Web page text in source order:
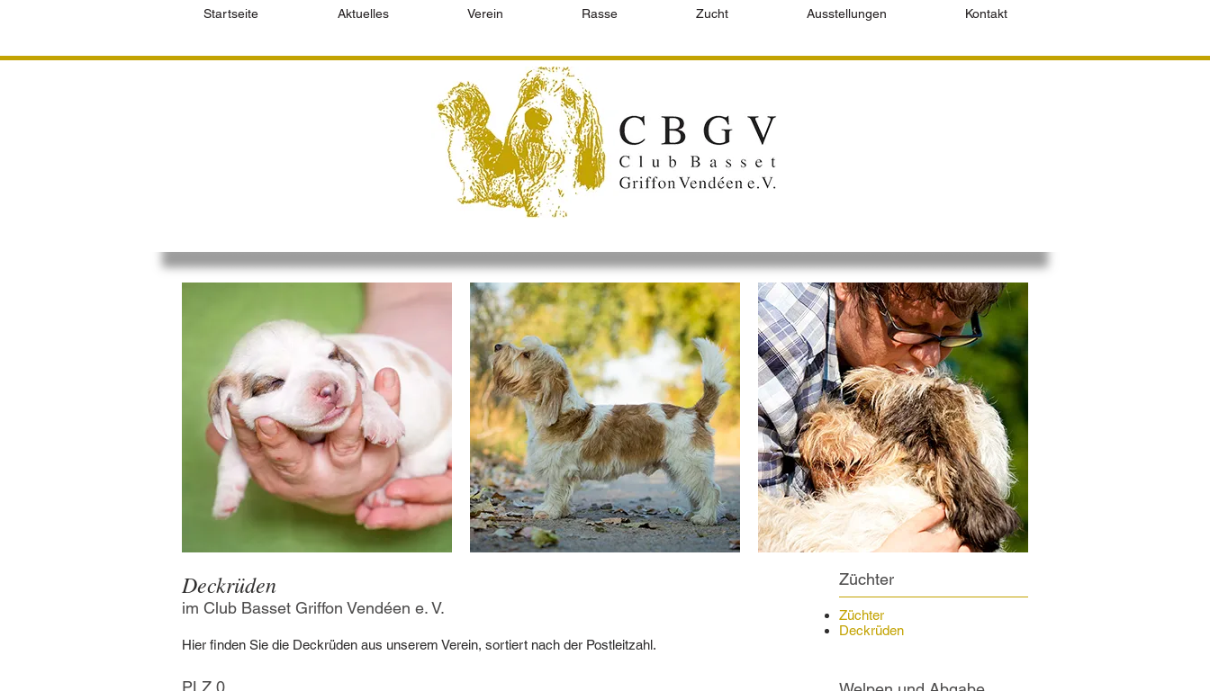
Startseite Aktuelles Verein Rasse Zucht Ausstellungen Kontakt
Deckrüden
im Club Basset Griffon Vendéen e. V.
Hier finden Sie die Deckrüden aus unserem Verein, sortiert nach der Postleitzahl.
Züchter
Züchter
Deckrüden
PLZ 0...